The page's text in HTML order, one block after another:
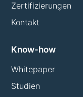
Zertifizierungen
Kontakt
Know-how
Whitepaper
Studien